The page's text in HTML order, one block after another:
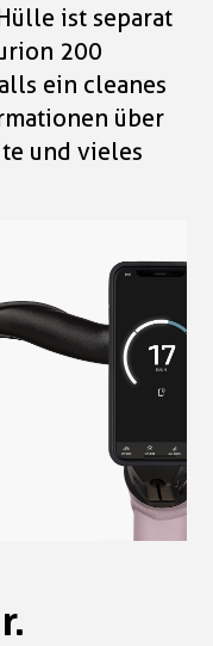
ist separat
200
ein cleanes
über
und vieles